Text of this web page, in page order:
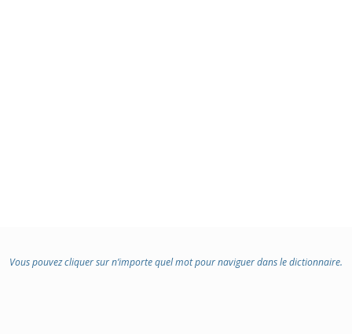
Vous pouvez cliquer sur n’importe quel mot pour naviguer dans le dictionnaire.